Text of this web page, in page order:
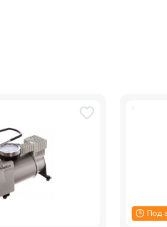
Под